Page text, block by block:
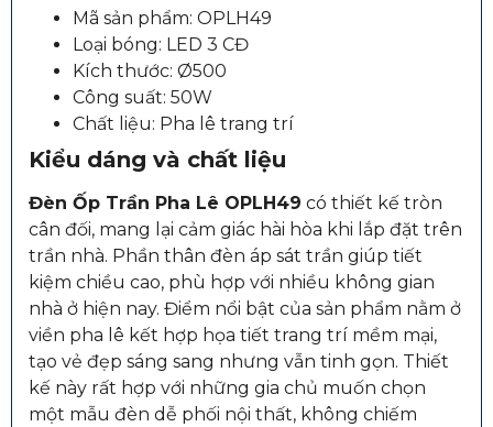
Mã sản phẩm: OPLH49
Loại bóng: LED 3 CĐ
Kích thước: Ø500
Công suất: 50W
Chất liệu: Pha lê trang trí
Kiểu dáng và chất liệu
Đèn Ốp Trần Pha Lê OPLH49 có thiết kế tròn
cân đối, mang lại cảm giác hài hòa khi lắp đặt trên
trần nhà. Phần thân đèn áp sát trần giúp tiết
kiệm chiều cao, phù hợp với nhiều không gian
nhà ở hiện nay. Điểm nổi bật của sản phẩm nằm ở
viền pha lê kết hợp họa tiết trang trí mềm mại,
tạo vẻ đẹp sáng sang nhưng vẫn tinh gọn. Thiết
kế này rất hợp với những gia chủ muốn chọn
một mẫu đèn dễ phối nội thất, không chiếm